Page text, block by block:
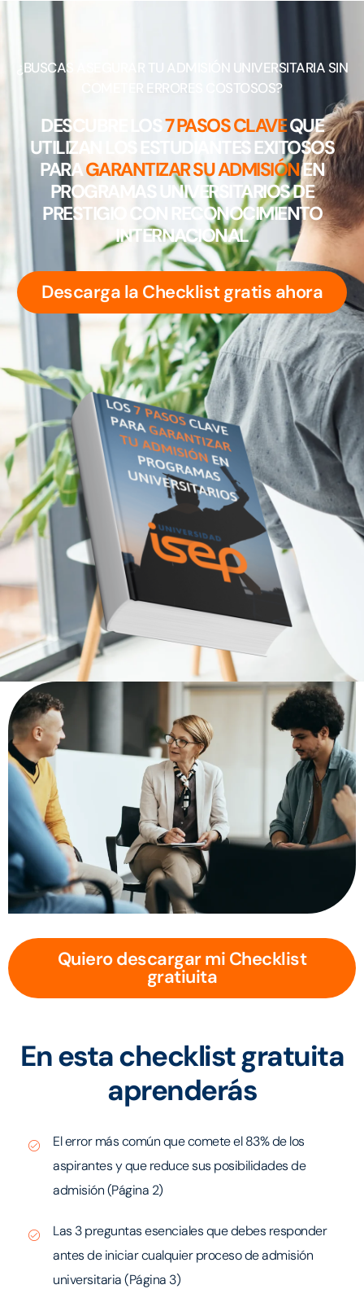
¿BUSCAS ASEGURAR TU ADMISIÓN UNIVERSITARIA SIN
COMETER ERRORES COSTOSOS?
DESCUBRE LOS 7 PASOS CLAVEQUE
UTILIZAN LOS ESTUDIANTES EXITOSOS
PARAGARANTIZAR SU ADMISIÓNEN
PROGRAMAS UNIVERSITARIOS DE
PRESTIGIO CON RECONOCIMIENTO
INTERNACIONAL
Descarga la Checklist gratis ahora
En esta checklist gratuita
aprenderás
El error más común que comete el 83% de los
aspirantes y que reduce sus posibilidades de
admisión (Página 2)
Las 3 preguntas esenciales que debes responder
antes de iniciar cualquier proceso de admisión
universitaria (Página 3)
Quiero descargar mi Checklist
gratiuita